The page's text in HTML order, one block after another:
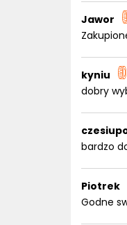
Jawor
kyniu
dobry
bardzo
Piotrek
Godne